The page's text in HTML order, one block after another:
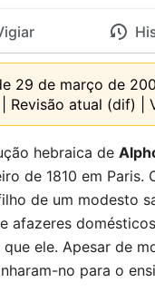
29 de março de
| Revisão atual (dif)
hebraica de
de 1810 em Paris.
de um modesto
afazeres
ele. Apesar de
no para o